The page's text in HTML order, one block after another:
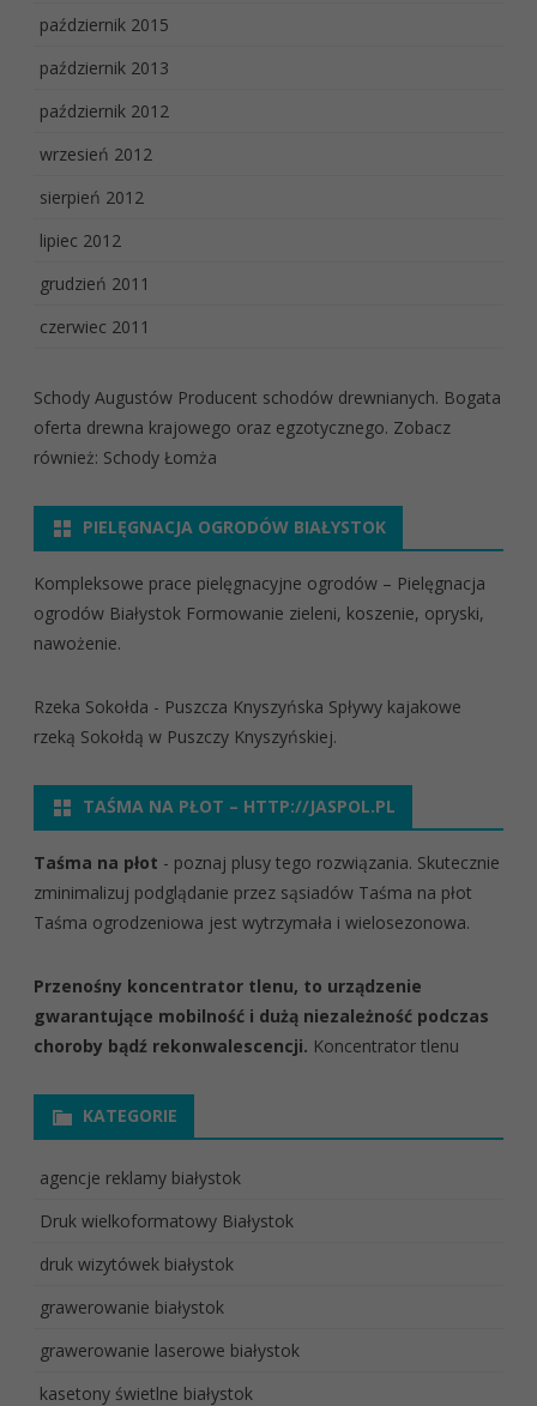
październik 2015
październik 2013
październik 2012
wrzesień 2012
sierpień 2012
lipiec 2012
grudzień 2011
czerwiec 2011
Schody Augustów Producent schodów drewnianych. Bogata
oferta drewna krajowego oraz egzotycznego. Zobacz
również: Schody Łomża
PIELĘGNACJA OGRODÓW BIAŁYSTOK
Kompleksowe prace pielęgnacyjne ogrodów – Pielęgnacja
ogrodów Białystok Formowanie zieleni, koszenie, opryski,
nawożenie.
Rzeka Sokołda - Puszcza Knyszyńska Spływy kajakowe
rzeką Sokołdą w Puszczy Knyszyńskiej.
TAŚMA NA PŁOT – HTTP://JASPOL.PL
Taśma na płot - poznaj plusy tego rozwiązania. Skutecznie
zminimalizuj podglądanie przez sąsiadów Taśma na płot
Taśma ogrodzeniowa jest wytrzymała i wielosezonowa.
Przenośny koncentrator tlenu, to urządzenie
gwarantujące mobilność i dużą niezależność podczas
choroby bądź rekonwalescencji. Koncentrator tlenu
KATEGORIE
agencje reklamy białystok
Druk wielkoformatowy Białystok
druk wizytówek białystok
grawerowanie białystok
grawerowanie laserowe białystok
kasetony świetlne białystok